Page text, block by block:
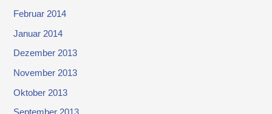
Februar 2014
Januar 2014
Dezember 2013
November 2013
Oktober 2013